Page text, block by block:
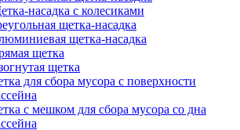
насадка с колесиками
щетка-насадка
щетка-насадка
щетка
щетка
для сбора мусора с поверхности
с мешком для сбора мусора со дна